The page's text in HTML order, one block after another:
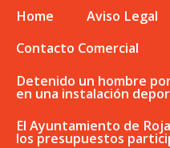
Home Aviso Legal
Contacto Comercial
Detenido un hombre
en una instalación
El Ayuntamiento de
los presupuestos